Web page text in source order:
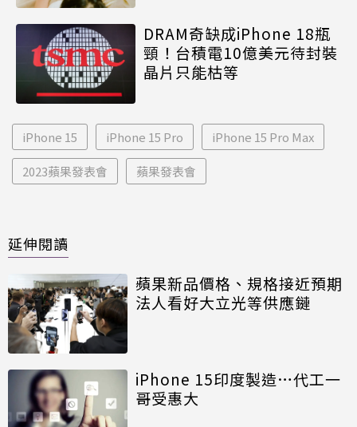
DRAM奇缺成iPhone 18瓶
頸！台積電10億美元待封裝
晶片只能枯等
iPhone 15 iPhone 15 Pro iPhone 15 Pro Max
2023蘋果發表會 蘋果發表會
延伸閱讀
蘋果新品價格、規格接近預期
法人看好大立光等供應鏈
iPhone 15印度製造…代工一
哥受惠大